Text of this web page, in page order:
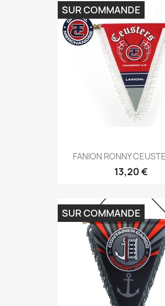
FANION RONNY
13,20 €
SUR COMMANDE
SUR COMMANDE